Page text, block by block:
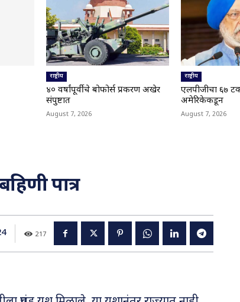
राष्ट्रीय
४० वर्षांपूर्वीचे बोफोर्स प्रकरण अखेर
संपुष्टात
August 7, 2026
राष्ट्रीय
एलपीजीचा ६७
अमेरिकेकडून
August 7, 2026